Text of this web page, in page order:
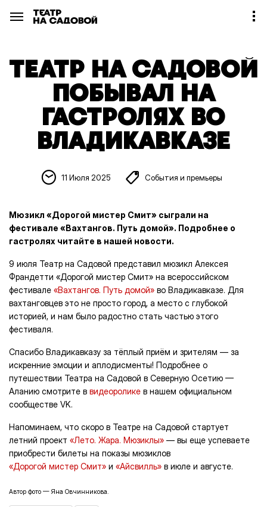
ТЕАТР НА САДОВОЙ
ПОБЫВАЛ НА
ГАСТРОЛЯХ ВО
ВЛАДИКАВКАЗЕ
11 Июля 2025 События и премьеры
Мюзикл «Дорогой мистер Смит» сыграли на
фестивале «Вахтангов. Путь домой». Подробнее о
гастролях читайте в нашей новости.
9 июля Театр на Садовой представил мюзикл Алексея
Франдетти «Дорогой мистер Смит» на всероссийском
фестивале «Вахтангов. Путь домой» во Владикавказе. Для
вахтанговцев это не просто город, а место с глубокой
историей, и нам было радостно стать частью этого
фестиваля.
Спасибо Владикавказу за тёплый приём и зрителям — за
искренние эмоции и аплодисменты! Подробнее о
путешествии Театра на Садовой в Северную Осетию —
Аланию смотрите в видеоролике в нашем официальном
сообществе VK.
Напоминаем, что скоро в Театре на Садовой стартует
летний проект «Лето. Жара. Мюзиклы» — вы еще успеваете
приобрести билеты на показы мюзиклов
«Дорогой мистер Смит» и «Айсвилль» в июле и августе.
Автор фото — Яна Овчинникова.